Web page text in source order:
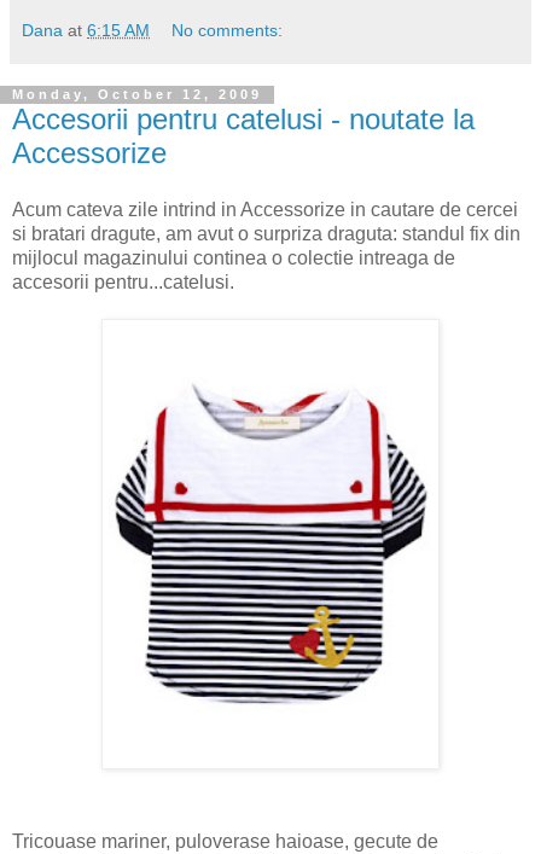
Dana at 6:15 AM No comments:
Monday, October 12, 2009
Accesorii pentru catelusi - noutate la
Accessorize
Acum cateva zile intrind in Accessorize in cautare de cercei
si bratari dragute, am avut o surpriza draguta: standul fix din
mijlocul magazinului continea o colectie intreaga de
accesorii pentru...catelusi.
Tricouase mariner, puloverase haioase, gecute de